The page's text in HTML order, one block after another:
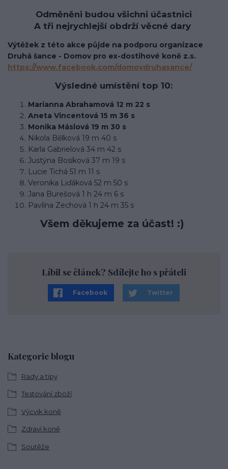
Kategorie blogu
Rady a tipy
Testování zboží
Výcvik koně
Zdraví koně
Soutěže
Odměněni budou všichni účastnici
A tři nejrychlejší obdrží věcné dary
Výtěžek z této akce půjde na podporu organizace
Druhá šance - Domov pro ex-dostihové koně z.s.
https://www.facebook.com/domovdruhasance/
Výsledné umístění top 10:
Marianna Abrahamová 12 m 22 s
Aneta Vincentová 15 m 36 s
Monika Máslová 19 m 30 s
Nikola Bělková 19 m 40 s
Karla Gabrielová 34 m 42 s
Justýna Bosíková 37 m 19 s
Lucie Tichá 51 m 11 s
Veronika Liďáková 52 m 50 s
Jana Burešová 1 h 24 m 6 s
Pavlína Zechová 1 h 24 m 35 s
Všem děkujeme za účast! :)
Líbil se článek? Sdílejte ho s přáteli
Facebook Twitter